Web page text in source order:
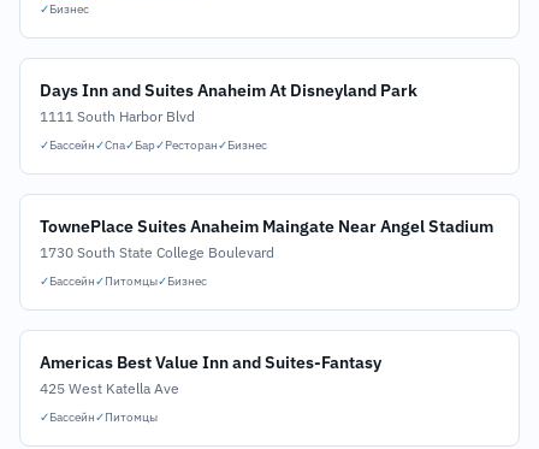
✓Бизнес
Days Inn and Suites Anaheim At Disneyland Park
1111 South Harbor Blvd
✓Бассейн✓Спа✓Бар✓Ресторан✓Бизнес
TownePlace Suites Anaheim Maingate Near Angel Stadium
1730 South State College Boulevard
✓Бассейн✓Питомцы✓Бизнес
Americas Best Value Inn and Suites-Fantasy
425 West Katella Ave
✓Бассейн✓Питомцы